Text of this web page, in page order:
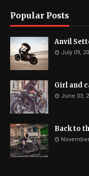
Popular Posts
Anvil
July 09,
Girl and
June 03,
Back to